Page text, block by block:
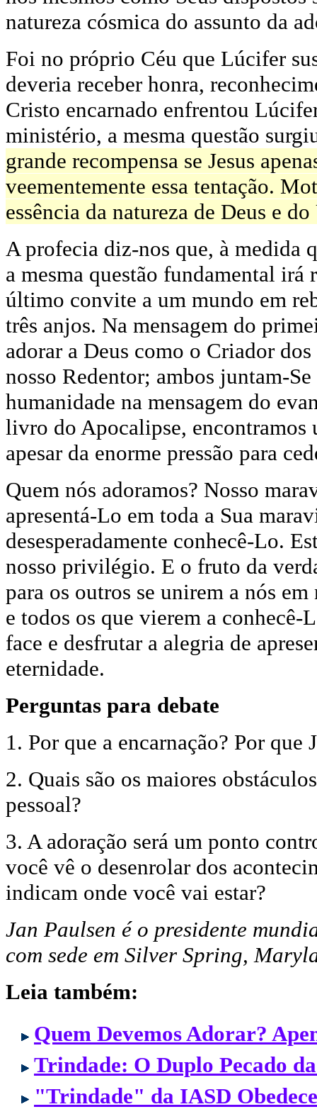
natureza cósmica do assunto da
Foi no próprio Céu que Lúcifer
deveria receber honra,
Cristo encarnado enfrentou
ministério, a mesma questão
grande recompensa se Jesus
veementemente essa tentação.
essência da natureza de Deus e
A profecia diz-nos que, à medida
a mesma questão fundamental irá
último convite a um mundo em
três anjos. Na mensagem do
adorar a Deus como o Criador
nosso Redentor; ambos juntam-
humanidade na mensagem do
livro do Apocalipse,
apesar da enorme pressão para
Quem nós adoramos? Nosso
apresentá-Lo em toda a Sua
desesperadamente conhecê-Lo.
nosso privilégio. E o fruto da
para os outros se unirem a nós
e todos os que vierem a
face e desfrutar a alegria de
eternidade.
Perguntas para debate
1. Por que a encarnação? Por que
2. Quais são os maiores
pessoal?
3. A adoração será um ponto
você vê o desenrolar dos
indicam onde você vai estar?
Jan Paulsen é o presidente
com sede em Silver Spring,
Leia também:
Quem Devemos Adorar?
Trindade: O Duplo Pecado
"Trindade" da IASD